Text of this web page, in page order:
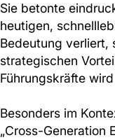
Sie betonte
heutigen,
Bedeutung verliert,
strategischen
Führungskräfte wird
Besonders im
„Cross-Generation